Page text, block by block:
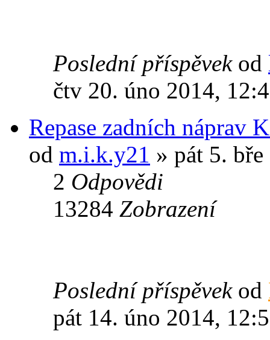
Poslední příspěvek od
čtv 20. úno 2014,
Repase zadních náprav
od m.i.k.y21 » pát 5.
2 Odpovědi
13284 Zobrazení
Poslední příspěvek od
pát 14. úno 2014,